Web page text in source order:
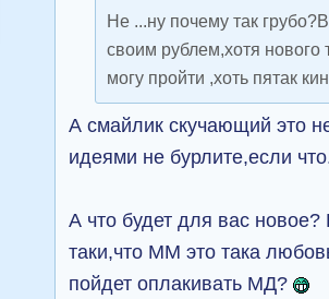
Не ...ну почему так
своим рублем,хотя
могу пройти ,хоть пятак
А смайлик скучающий это
идеями не бурлите,если
А что будет для вас
таки,что ММ это така
пойдет оплакивать МД?